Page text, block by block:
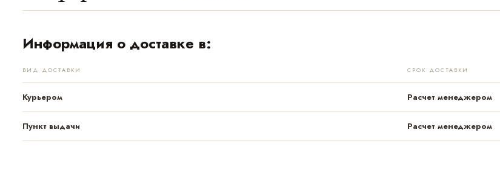
Информация о доставке в:
ВИД ДОСТАВКИ СРОК ДОСТАВКИ
Курьером Расчет менеджером
Пункт выдачи Расчет менеджером